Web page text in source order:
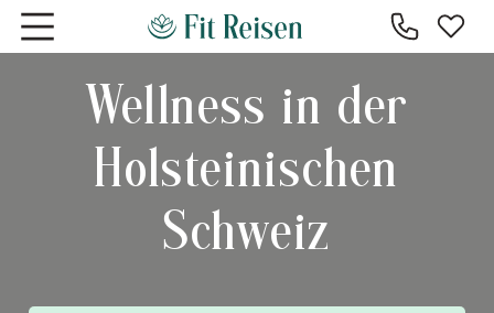
Zum Hauptinhalt springen
Wellness in der
Holsteinischen
Schweiz